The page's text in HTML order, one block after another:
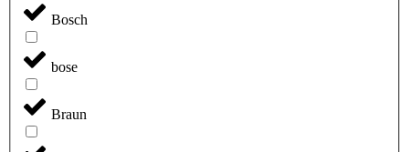
Bosch
bose
Braun